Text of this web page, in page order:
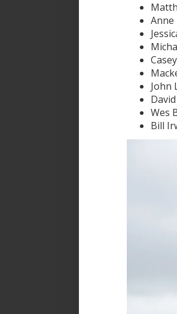
Anne
John
Wes
Bill